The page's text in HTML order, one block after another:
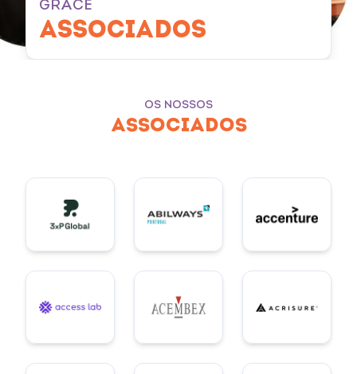
GRACE
ASSOCIADOS
OS NOSSOS
ASSOCIADOS